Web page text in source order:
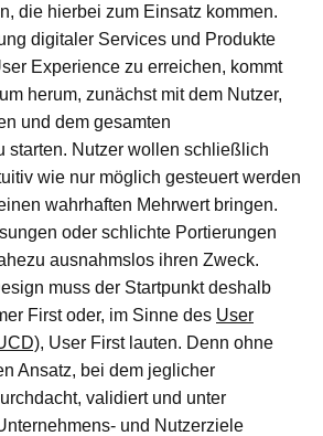
die hierbei zum Einsatz kommen.
digitaler Services und Produkte
Experience zu erreichen, kommt
herum, zunächst mit dem Nutzer,
und dem gesamten
starten. Nutzer wollen schließlich
wie nur möglich gesteuert werden
wahrhaften Mehrwert bringen.
oder schlichte Portierungen
ausnahmslos ihren Zweck.
muss der Startpunkt deshalb
First oder, im Sinne des User
, User First lauten. Denn ohne
Ansatz, bei dem jeglicher
validiert und unter
und Nutzerziele